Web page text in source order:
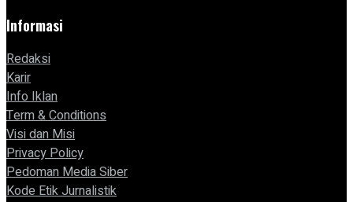
Informasi
Redaksi
Karir
Info Iklan
Term & Conditions
Visi dan Misi
Privacy Policy
Pedoman Media Siber
Kode Etik Jurnalistik